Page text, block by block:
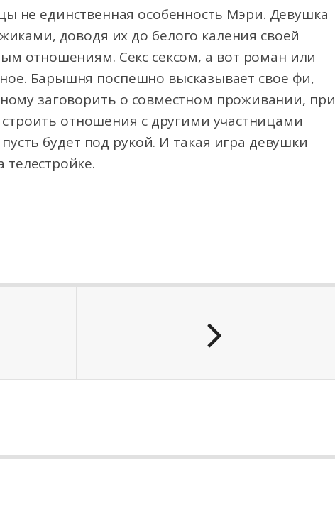
не единственная особенность Мэри. Девушка
доводя их до белого каления своей
отношениям. Секс сексом, а вот роман или
Барышня поспешно высказывает свое фи,
заговорить о совместном проживании, при
отношения с другими участницами
будет под рукой. И такая игра девушки